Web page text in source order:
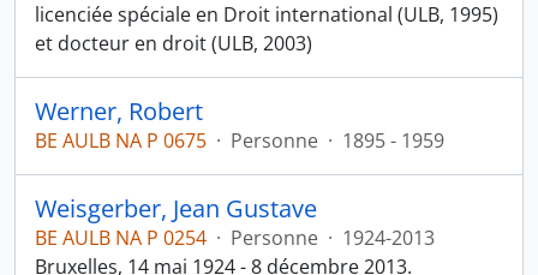
licenciée spéciale en Droit international (ULB, 1995)
et docteur en droit (ULB, 2003)
Werner, Robert
BE AULB NA P 0675 · Personne · 1895 - 1959
Weisgerber, Jean Gustave
BE AULB NA P 0254 · Personne · 1924-2013
Bruxelles, 14 mai 1924 - 8 décembre 2013.